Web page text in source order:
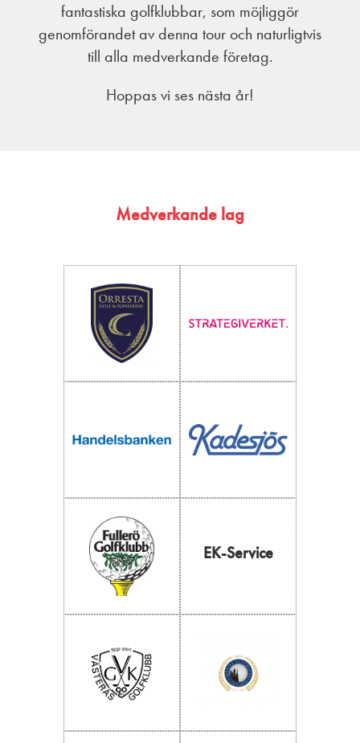
fantastiska golfklubbar, som möjliggör
genomförandet av denna tour och naturligtvis
till alla medverkande företag.
Hoppas vi ses nästa år!
Medverkande lag
EK-Service